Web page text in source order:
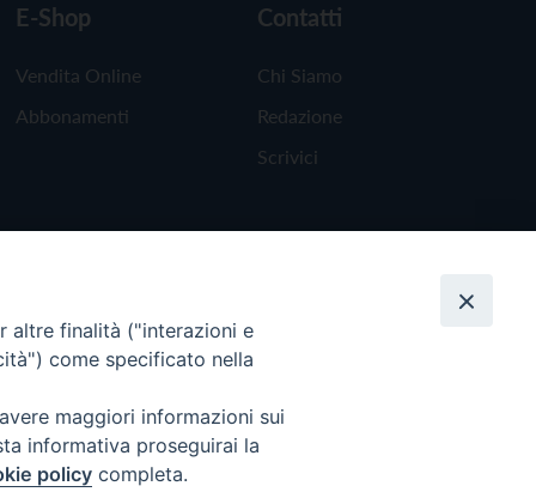
E-Shop
Vendita Online
Abbonamenti
Contatti
Chi Siamo
Redazione
Scrivici
altre finalità ("interazioni e
come specificato nella
maggiori informazioni sui
informativa proseguirai la
policy completa.